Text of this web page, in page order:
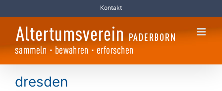
Inhalt
springen
Kontakt
dresden